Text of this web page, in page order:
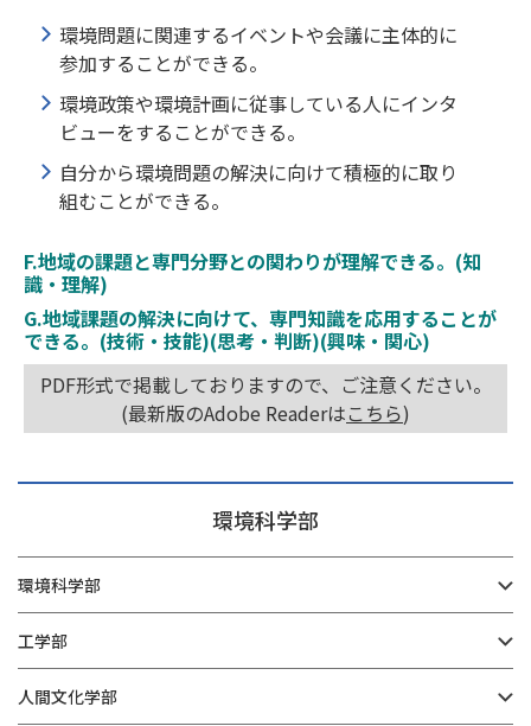
環境科学部
環境科学部
工学部
人間文化学部
環境問題に関連するイベントや会議に主体的に
参加することができる。
環境政策や環境計画に従事している人にインタ
ビューをすることができる。
自分から環境問題の解決に向けて積極的に取り
組むことができる。
F.地域の課題と専門分野との関わりが理解できる。(知
識・理解)
G.地域課題の解決に向けて、専門知識を応用することが
できる。(技術・技能)(思考・判断)(興味・関心)
PDF形式で掲載しておりますので、ご注意ください。
(最新版のAdobe Readerはこちら)